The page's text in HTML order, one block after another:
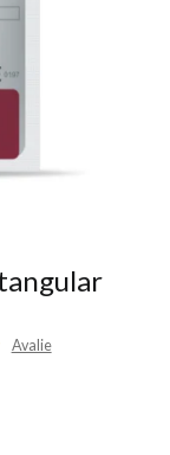
Avalie